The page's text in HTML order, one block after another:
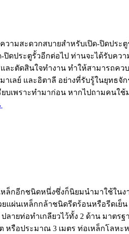
ามสะดวกสบายสำหรับเปิด-ปิดประ
ดประตูรั้วอีกต่อไป ท่านจะได้รับคว
ะตัดสินใจทำงาน ทำให้สามารถคว
ลย์ และอิตาลี อย่างที่รับรู้ในยุทธจัก
เพราะทำมาก่อน หากไปถามคนใ
หล็กอีกชนิดหนึ่งซึ่งก็นิยมนำมาใช้ใน
แผ่นเหล็กกล้าชนิดรีดร้อนหรือรีดเย็
ายท่อทำเกลียวไว้ทั้ง 2 ด้าน มาตร
หรือประมาณ 3 เมตร ท่อเหล็กโลห